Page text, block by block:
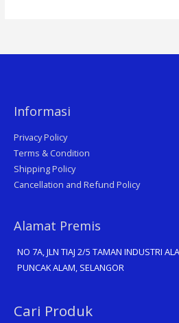
Informasi
Privacy Policy
Terms & Condition
Shipping Policy
Cancellation and Refund Policy
Alamat Premis
NO 7A, JLN TIAJ 2/5 TAMAN INDUSTRI
PUNCAK ALAM, SELANGOR
Cari Produk
Search